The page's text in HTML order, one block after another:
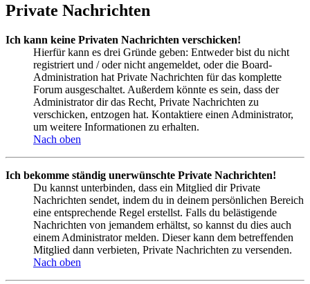
Private Nachrichten
Ich kann keine Privaten Nachrichten verschicken!
Hierfür kann es drei Gründe geben: Entweder bist du nicht
registriert und / oder nicht angemeldet, oder die Board-
Administration hat Private Nachrichten für das komplette
Forum ausgeschaltet. Außerdem könnte es sein, dass der
Administrator dir das Recht, Private Nachrichten zu
verschicken, entzogen hat. Kontaktiere einen Administrator,
um weitere Informationen zu erhalten.
Nach oben
Ich bekomme ständig unerwünschte Private Nachrichten!
Du kannst unterbinden, dass ein Mitglied dir Private
Nachrichten sendet, indem du in deinem persönlichen Bereich
eine entsprechende Regel erstellst. Falls du belästigende
Nachrichten von jemandem erhältst, so kannst du dies auch
einem Administrator melden. Dieser kann dem betreffenden
Mitglied dann verbieten, Private Nachrichten zu versenden.
Nach oben